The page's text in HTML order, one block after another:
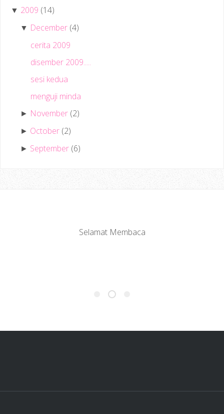
▼ 2009 (14)
▼ December (4)
cerita 2009
disember 2009.....
sesi kedua
menguji minda
► November (2)
► October (2)
► September (6)
Selamat Membaca